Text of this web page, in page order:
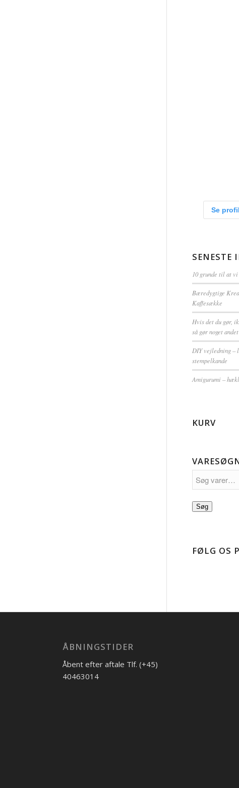
Se
SENESTE
10 grunde til at
Bæredygtige
Kaffesække
Hvis det du gør,
så gør noget andet
DIY vejledning –
stempelkande
Amigurumi –
KURV
Søg
FØLG OS
ÅBNINGSTIDER
Åbent efter aftale Tlf. (+45)
40463014